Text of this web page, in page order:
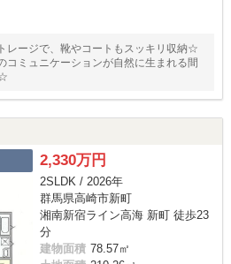
レージで、靴やコートもスッキリ収納☆
コミュニケーションが自然に生まれる間
2,330万円
2SLDK / 2026年
群馬県高崎市新町
湘南新宿ライン高海 新町 徒歩23
分
建物面積 78.57㎡